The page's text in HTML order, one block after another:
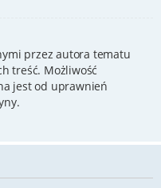
przez autora tematu
treść. Możliwość
jest od uprawnień